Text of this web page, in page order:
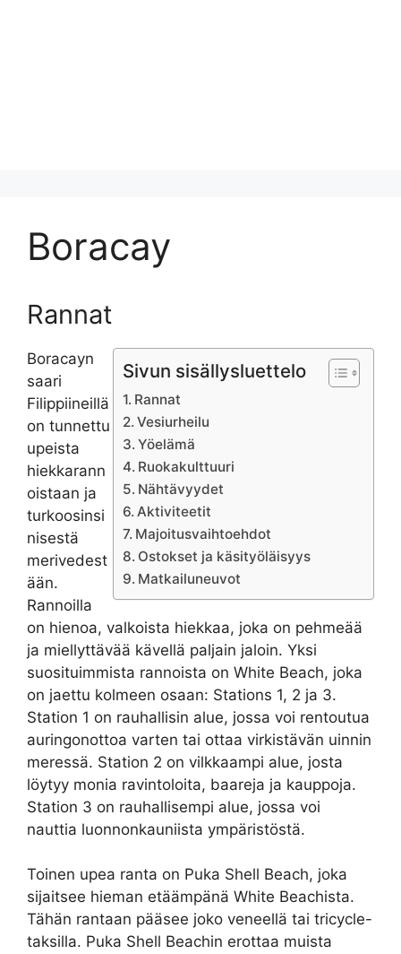
Boracay
Rannat
Sivun sisällysluettelo
Rannat
Vesiurheilu
Yöelämä
Ruokakulttuuri
Nähtävyydet
Aktiviteetit
Majoitusvaihtoehdot
Ostokset ja käsityöläisyys
Matkailuneuvot
Boracayn
saari
Filippiineillä
on tunnettu
upeista
hiekkarann
oistaan ja
turkoosinsi
nisestä
merivedest
ään.
Rannoilla
on hienoa, valkoista hiekkaa, joka on pehmeää
ja miellyttävää kävellä paljain jaloin. Yksi
suosituimmista rannoista on White Beach, joka
on jaettu kolmeen osaan: Stations 1, 2 ja 3.
Station 1 on rauhallisin alue, jossa voi rentoutua
auringonottoa varten tai ottaa virkistävän uinnin
meressä. Station 2 on vilkkaampi alue, josta
löytyy monia ravintoloita, baareja ja kauppoja.
Station 3 on rauhallisempi alue, jossa voi
nauttia luonnonkauniista ympäristöstä.
Toinen upea ranta on Puka Shell Beach, joka
sijaitsee hieman etäämpänä White Beachista.
Tähän rantaan pääsee joko veneellä tai tricycle-
taksilla. Puka Shell Beachin erottaa muista